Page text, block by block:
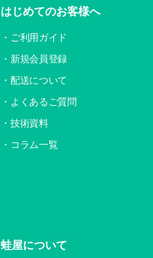
はじめてのお客様へ
ご利用ガイド
新規会員登録
配送について
よくあるご質問
技術資料
コラム一覧
蛙屋について